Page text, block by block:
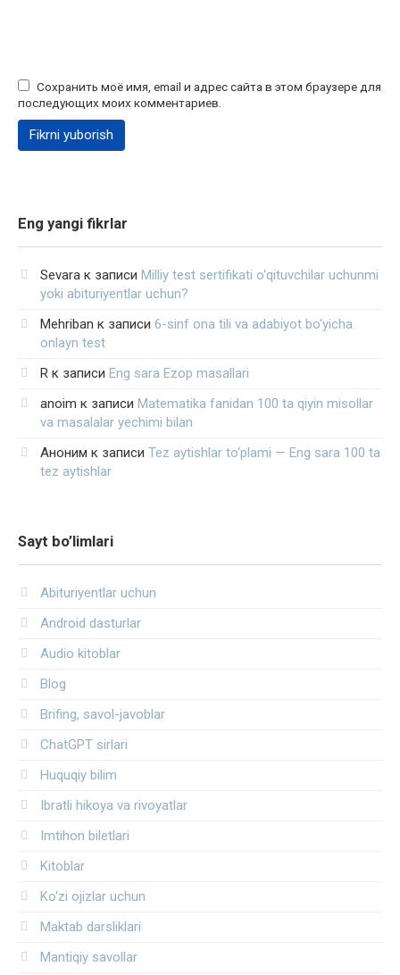
Сохранить моё имя, email и адрес сайта в этом браузере для
последующих моих комментариев.
Eng yangi fikrlar
Sevara к записи Milliy test sertifikati o‘qituvchilar uchunmi
yoki abituriyentlar uchun?
Mehriban к записи 6-sinf ona tili va adabiyot bo‘yicha
onlayn test
R к записи Eng sara Ezop masallari
anoim к записи Matematika fanidan 100 ta qiyin misollar
va masalalar yechimi bilan
Аноним к записи Tez aytishlar to‘plami — Eng sara 100 ta
tez aytishlar
Sayt bo’limlari
Abituriyentlar uchun
Android dasturlar
Audio kitoblar
Blog
Brifing, savol-javoblar
ChatGPT sirlari
Huquqiy bilim
Ibratli hikoya va rivoyatlar
Imtihon biletlari
Kitoblar
Ko‘zi ojizlar uchun
Maktab darsliklari
Mantiqiy savollar